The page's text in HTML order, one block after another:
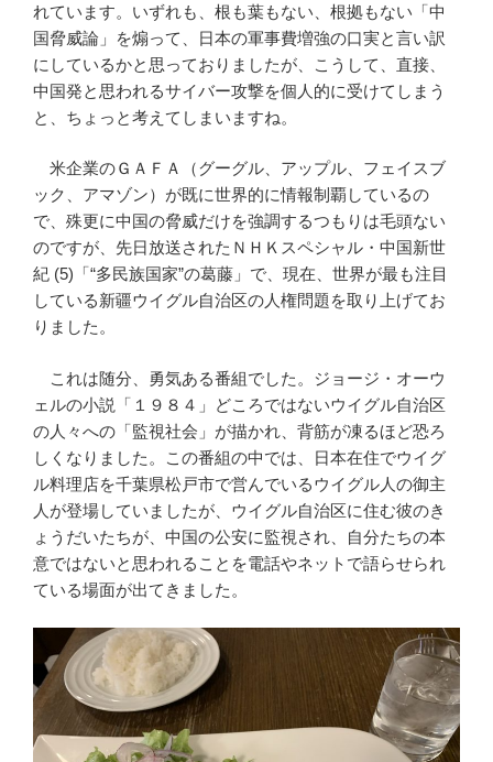
れています。いずれも、根も葉もない、根拠もない「中
国脅威論」を煽って、日本の軍事費増強の口実と言い訳
にしているかと思っておりましたが、こうして、直接、
中国発と思われるサイバー攻撃を個人的に受けてしまう
と、ちょっと考えてしまいますね。
米企業のＧＡＦＡ（グーグル、アップル、フェイスブ
ック、アマゾン）が既に世界的に情報制覇しているの
で、殊更に中国の脅威だけを強調するつもりは毛頭ない
のですが、先日放送されたＮＨＫスペシャル・中国新世
紀 (5)「“多民族国家”の葛藤」で、現在、世界が最も注目
している新疆ウイグル自治区の人権問題を取り上げてお
りました。
これは随分、勇気ある番組でした。ジョージ・オーウ
ェルの小説「１９８４」どころではないウイグル自治区
の人々への「監視社会」が描かれ、背筋が凍るほど恐ろ
しくなりました。この番組の中では、日本在住でウイグ
ル料理店を千葉県松戸市で営んでいるウイグル人の御主
人が登場していましたが、ウイグル自治区に住む彼のき
ょうだいたちが、中国の公安に監視され、自分たちの本
意ではないと思われることを電話やネットで語らせられ
ている場面が出てきました。